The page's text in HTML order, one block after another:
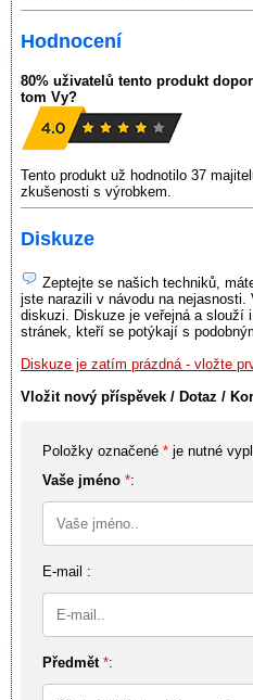
Hodnocení
80% uživatelů tento produkt
tom Vy?
Tento produkt už hodnotilo 37
zkušenosti s výrobkem.
Diskuze
Zeptejte se našich techniků,
jste narazili v návodu na nejasnosti.
diskuzi. Diskuze je veřejná a slouží
stránek, kteří se potýkají s
Diskuze je zatím prázdná - vložte
Vložit nový příspěvek / Dotaz /
Položky označené * je nutné
Vaše jméno *:
E-mail :
Předmět *: